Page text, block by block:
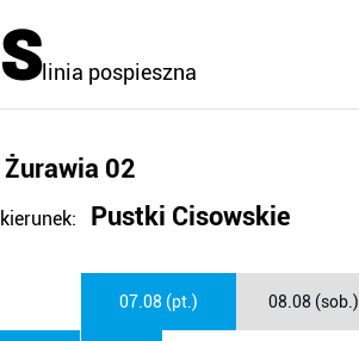
Slinia pospieszna
Żurawia 02
kierunek: Pustki Cisowskie
07.08 (pt.) 08.08 (sob.)